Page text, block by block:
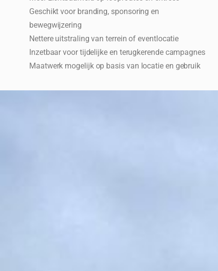
Geschikt voor branding, sponsoring en
bewegwijzering
Nettere uitstraling van terrein of eventlocatie
Inzetbaar voor tijdelijke en terugkerende campagnes
Maatwerk mogelijk op basis van locatie en gebruik